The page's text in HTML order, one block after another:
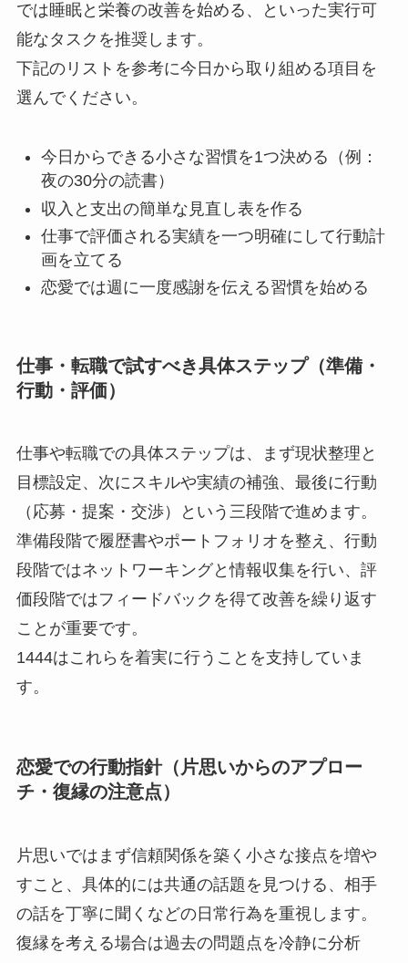
では睡眠と栄養の改善を始める、といった実行可
能なタスクを推奨します。
下記のリストを参考に今日から取り組める項目を
選んでください。
今日からできる小さな習慣を1つ決める（例：
夜の30分の読書）
収入と支出の簡単な見直し表を作る
仕事で評価される実績を一つ明確にして行動計
画を立てる
恋愛では週に一度感謝を伝える習慣を始める
仕事・転職で試すべき具体ステップ（準備・
行動・評価）
仕事や転職での具体ステップは、まず現状整理と
目標設定、次にスキルや実績の補強、最後に行動
（応募・提案・交渉）という三段階で進めます。
準備段階で履歴書やポートフォリオを整え、行動
段階ではネットワーキングと情報収集を行い、評
価段階ではフィードバックを得て改善を繰り返す
ことが重要です。
1444はこれらを着実に行うことを支持していま
す。
恋愛での行動指針（片思いからのアプロー
チ・復縁の注意点）
片思いではまず信頼関係を築く小さな接点を増や
すこと、具体的には共通の話題を見つける、相手
の話を丁寧に聞くなどの日常行為を重視します。
復縁を考える場合は過去の問題点を冷静に分析